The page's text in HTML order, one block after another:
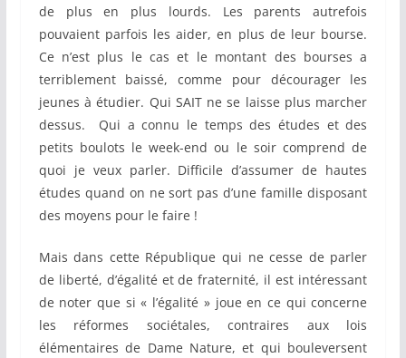
de plus en plus lourds. Les parents autrefois
pouvaient parfois les aider, en plus de leur bourse.
Ce n’est plus le cas et le montant des bourses a
terriblement baissé, comme pour décourager les
jeunes à étudier. Qui SAIT ne se laisse plus marcher
dessus. Qui a connu le temps des études et des
petits boulots le week-end ou le soir comprend de
quoi je veux parler. Difficile d’assumer de hautes
études quand on ne sort pas d’une famille disposant
des moyens pour le faire !
Mais dans cette République qui ne cesse de parler
de liberté, d’égalité et de fraternité, il est intéressant
de noter que si « l’égalité » joue en ce qui concerne
les réformes sociétales, contraires aux lois
élémentaires de Dame Nature, et qui bouleversent